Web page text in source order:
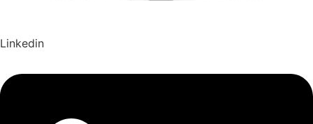
Linkedin